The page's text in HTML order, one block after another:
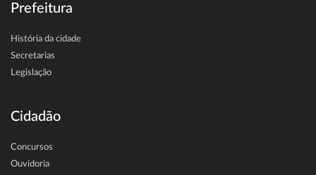
Prefeitura
História da cidade
Secretarias
Legislação
Cidadão
Concursos
Ouvidoria